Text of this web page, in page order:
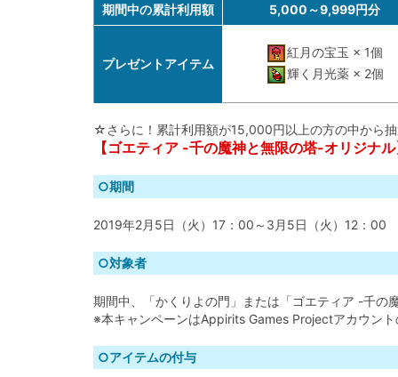
期間中の累計利用額 5,000～9,999円分
プレゼントアイテム
紅月の宝玉 × 1個
輝く月光薬 × 2個
☆さらに！累計利用額が15,000円以上の方の中から
【ゴエティア -千の魔神と無限の塔-オリジ
○期間
2019年2月5日（火）17：00～3月5日（火）12：00
○対象者
期間中、「かくりよの門」または「ゴエティア -千
※本キャンペーンはAppirits Games Projectアカウン
○アイテムの付与